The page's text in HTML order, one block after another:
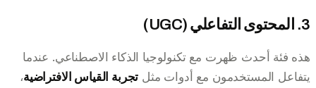
3. المحتوى التفاعلي (UGC)
هذه فئة أحدث ظهرت مع تكنولوجيا الذكاء الاصطناعي. عندما
يتفاعل المستخدمون مع أدوات مثل تجربة القياس الافتراضية،